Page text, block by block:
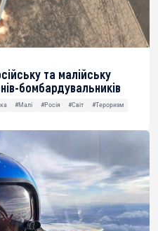
та малійську
бомбардувальників
#Малі #Росія #Світ
#Тероризм